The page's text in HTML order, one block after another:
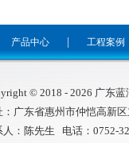
产品中心 工程案例
© 2018 - 2026 广东蓝
：广东省惠州市仲恺高新
人：陈先生 电话：0752-